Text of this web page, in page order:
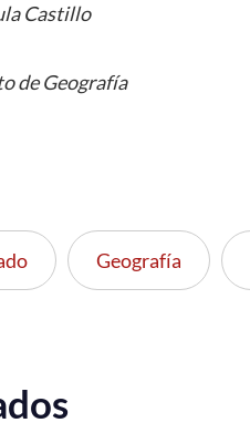
Castillo
de Geografía
Geografía